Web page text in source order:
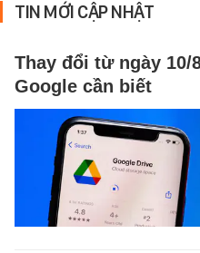
TIN MỚI CẬP NHẬT
Thay đổi từ ngày 10/
Google cần biết